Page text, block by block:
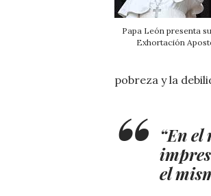
Papa León presenta
Exhortación
pobreza y la
“En
el